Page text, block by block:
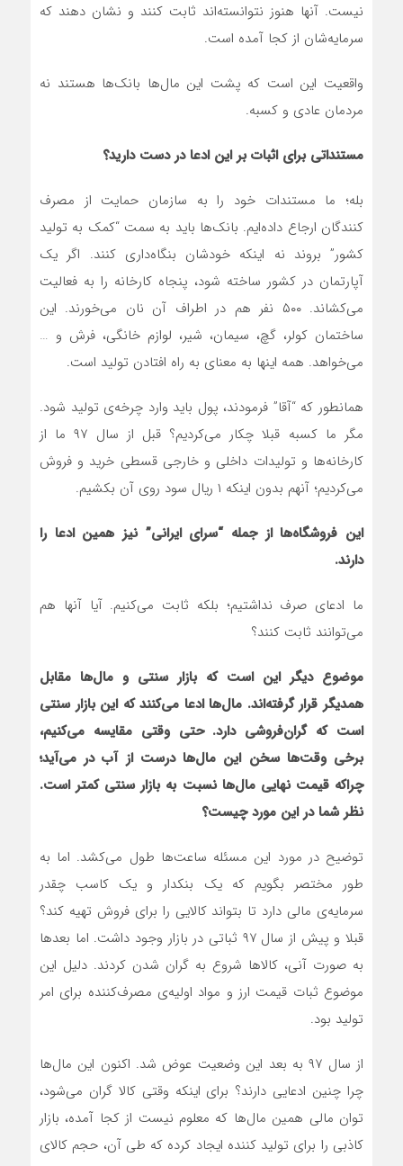
نیست. آنها هنوز نتوانسته‌اند ثابت کنند و نشان دهند که
سرمایه‌شان از کجا آمده است.
واقعیت این است که پشت این مال‌ها بانک‌ها هستند نه
مردمان عادی و کسبه.
مستنداتی برای اثبات بر این ادعا در دست دارید؟
بله؛ ما مستندات خود را به سازمان حمایت از مصرف
کنندگان ارجاع داده‌ایم. بانک‌ها باید به سمت “کمک به تولید
کشور” بروند نه اینکه خودشان بنگاه‌داری کنند. اگر یک
آپارتمان در کشور ساخته شود، پنجاه کارخانه را به فعالیت
می‌کشاند. ۵۰۰ نفر هم در اطراف آن نان می‌خورند. این
ساختمان کولر، گچ، سیمان، شیر، لوازم خانگی، فرش و …
می‌خواهد. همه اینها به معنای به راه افتادن تولید است.
همانطور که “آقا” فرمودند، پول باید وارد چرخه‌ی تولید شود.
مگر ما کسبه قبلا چکار می‌کردیم؟ قبل از سال ۹۷ ما از
کارخانه‌ها و تولیدات داخلی و خارجی قسطی خرید و فروش
می‌کردیم؛ آنهم بدون اینکه ۱ ریال سود روی آن بکشیم.
این فروشگاه‌ها از جمله “سرای ایرانی” نیز همین ادعا را
دارند.
ما ادعای صرف نداشتیم؛ بلکه ثابت می‌کنیم. آیا آنها هم
می‌توانند ثابت کنند؟
موضوع دیگر این است که بازار سنتی و مال‌ها مقابل
همدیگر قرار گرفته‌اند. مال‌ها ادعا می‌کنند که این بازار سنتی
است که گران‌فروشی دارد. حتی وقتی مقایسه می‌کنیم،
برخی وقت‌ها سخن این مال‌ها درست از آب در می‌آید؛
چراکه قیمت نهایی مال‌ها نسبت به بازار سنتی کمتر است.
نظر شما در این مورد چیست؟
توضیح در مورد این مسئله ساعت‌ها طول می‌کشد. اما به
طور مختصر بگویم که یک بنکدار و یک کاسب چقدر
سرمایه‌ی مالی دارد تا بتواند کالایی را برای فروش تهیه کند؟
قبلا و پیش از سال ۹۷ ثباتی در بازار وجود داشت. اما بعدها
به صورت آنی، کالاها شروع به گران شدن کردند. دلیل این
موضوع ثبات قیمت ارز و مواد اولیه‌ی مصرف‌کننده برای امر
تولید بود.
از سال ۹۷ به بعد این وضعیت عوض شد. اکنون این مال‌ها
چرا چنین ادعایی دارند؟ برای اینکه وقتی کالا گران می‌شود،
توان مالی همین مال‌ها که معلوم نیست از کجا آمده، بازار
کاذبی را برای تولید کننده ایجاد کرده که طی آن، حجم کالای